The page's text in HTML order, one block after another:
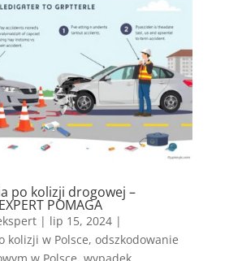
po kolizji drogowej –
POMAGA
| lip 15, 2024|
kolizji w Polsce, odszkodowanie